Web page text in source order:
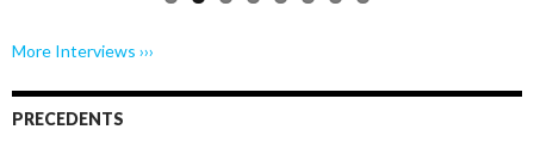
More Interviews ›››
PRECEDENTS